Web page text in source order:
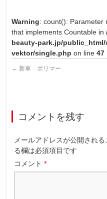
Warning: count(): Parameter
that implements Countable in
beauty-park.jp/
vektor/single.php on line47
← 新車 ポリマー
コメントを残す
メールアドレスが公開される
る欄は必須項目です
コメント*